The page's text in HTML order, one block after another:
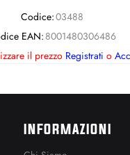
Codice:03488
EAN: 8001480306486
il prezzo Registrati o
INFORMAZIONI